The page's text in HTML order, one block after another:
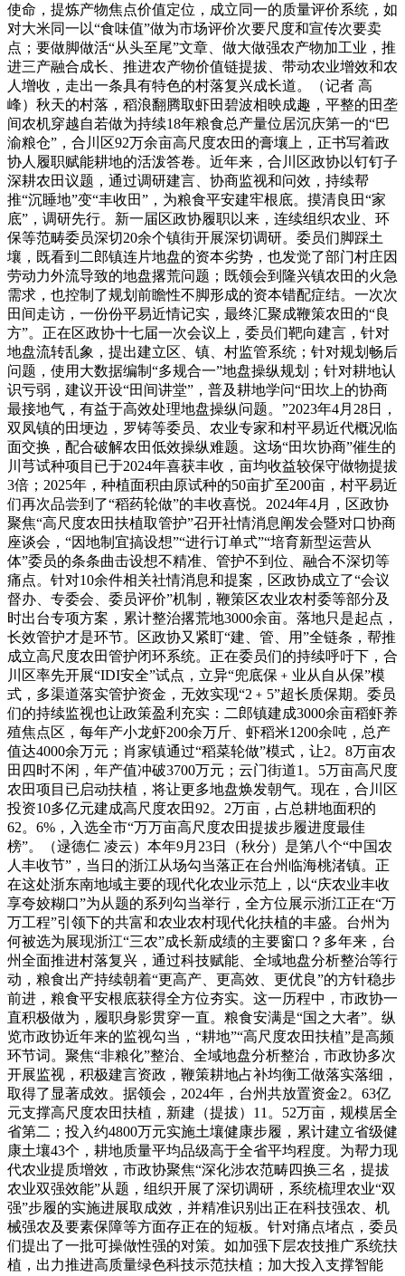
使命，提炼产物焦点价值定位，成立同一的质量评价系统，如
对大米同一以“食味值”做为市场评价次要尺度和宣传次要卖
点；要做脚做活“从头至尾”文章、做大做强农产物加工业，推
进三产融合成长、推进农产物价值链提拔、带动农业增效和农
人增收，走出一条具有特色的村落复兴成长道。（记者 高
峰）秋天的村落，稻浪翻腾取虾田碧波相映成趣，平整的田垄
间农机穿越自若做为持续18年粮食总产量位居沉庆第一的“巴
渝粮仓”，合川区92万余亩高尺度农田的膏壤上，正书写着政
协人履职赋能耕地的活泼答卷。近年来，合川区政协以钉钉子
深耕农田议题，通过调研建言、协商监视和问效，持续帮
推“沉睡地”变“丰收田”，为粮食平安建牢根底。摸清良田“家
底”，调研先行。新一届区政协履职以来，连续组织农业、环
保等范畴委员深切20余个镇街开展深切调研。委员们脚踩土
壤，既看到二郎镇连片地盘的资本劣势，也发觉了部门村庄因
劳动力外流导致的地盘撂荒问题；既领会到隆兴镇农田的火急
需求，也控制了规划前瞻性不脚形成的资本错配症结。一次次
田间走访，一份份平易近情记实，最终汇聚成鞭策农田的“良
方”。正在区政协十七届一次会议上，委员们靶向建言，针对
地盘流转乱象，提出建立区、镇、村监管系统；针对规划畅后
问题，使用大数据编制“多规合一”地盘操纵规划；针对耕地认
识亏弱，建议开设“田间讲堂”，普及耕地学问“田坎上的协商
最接地气，有益于高效处理地盘操纵问题。”2023年4月28日，
双凤镇的田埂边，罗铸等委员、农业专家和村平易近代概况临
面交换，配合破解农田低效操纵难题。这场“田坎协商”催生的
川芎试种项目已于2024年喜获丰收，亩均收益较保守做物提拔
3倍；2025年，种植面积由原试种的50亩扩至200亩，村平易近
们再次品尝到了“稻药轮做”的丰收喜悦。2024年4月，区政协
聚焦“高尺度农田扶植取管护”召开社情消息阐发会暨对口协商
座谈会，“因地制宜搞设想”“进行订单式”“培育新型运营从
体”委员的条条曲击设想不精准、管护不到位、融合不深切等
痛点。针对10余件相关社情消息和提案，区政协成立了“会议
督办、专委会、委员评价”机制，鞭策区农业农村委等部分及
时出台专项方案，累计整治撂荒地3000余亩。落地只是起点，
长效管护才是环节。区政协又紧盯“建、管、用”全链条，帮推
成立高尺度农田管护闭环系统。正在委员们的持续呼吁下，合
川区率先开展“IDI安全”试点，立异“兜底保﹢业从自从保”模
式，多渠道落实管护资金，无效实现“2﹢5”超长质保期。委员
们的持续监视也让政策盈利充实：二郎镇建成3000余亩稻虾养
殖焦点区，每年产小龙虾200余万斤、虾稻米1200余吨，总产
值达4000余万元；肖家镇通过“稻菜轮做”模式，让2。8万亩农
田四时不闲，年产值冲破3700万元；云门街道1。5万亩高尺度
农田项目已启动扶植，将让更多地盘焕发朝气。现在，合川区
投资10多亿元建成高尺度农田92。2万亩，占总耕地面积的
62。6%，入选全市“万万亩高尺度农田提拔步履进度最佳
榜”。（逯德仁 凌云）本年9月23日（秋分）是第八个“中国农
人丰收节”，当日的浙江从场勾当落正在台州临海桃渚镇。正
在这处浙东南地域主要的现代化农业示范上，以“庆农业丰收
享夸姣糊口”为从题的系列勾当举行，全方位展示浙江正在“万
万工程”引领下的共富和农业农村现代化扶植的丰盛。台州为
何被选为展现浙江“三农”成长新成绩的主要窗口？多年来，台
州全面推进村落复兴，通过科技赋能、全域地盘分析整治等行
动，粮食出产持续朝着“更高产、更高效、更优良”的方针稳步
前进，粮食平安根底获得全方位夯实。这一历程中，市政协一
直积极做为，履职身影贯穿一直。粮食安满是“国之大者”。纵
览市政协近年来的监视勾当，“耕地”“高尺度农田扶植”是高频
环节词。聚焦“非粮化”整治、全域地盘分析整治，市政协多次
开展监视，积极建言资政，鞭策耕地占补均衡工做落实落细，
取得了显著成效。据领会，2024年，台州共放置资金2。63亿
元支撑高尺度农田扶植，新建（提拔）11。52万亩，规模居全
省第二；投入约4800万元实施土壤健康步履，累计建立省级健
康土壤43个，耕地质量平均品级高于全省平均程度。为帮力现
代农业提质增效，市政协聚焦“深化涉农范畴四换三名，提拔
农业双强效能”从题，组织开展了深切调研，系统梳理农业“双
强”步履的实施进展取成效，并精准识别出正在科技强农、机
械强农及要素保障等方面存正在的短板。针对痛点堵点，委员
们提出了一批可操做性强的对策。如加强下层农技推广系统扶
植，出力推进高质量绿色科技示范扶植；加大投入支撑智能